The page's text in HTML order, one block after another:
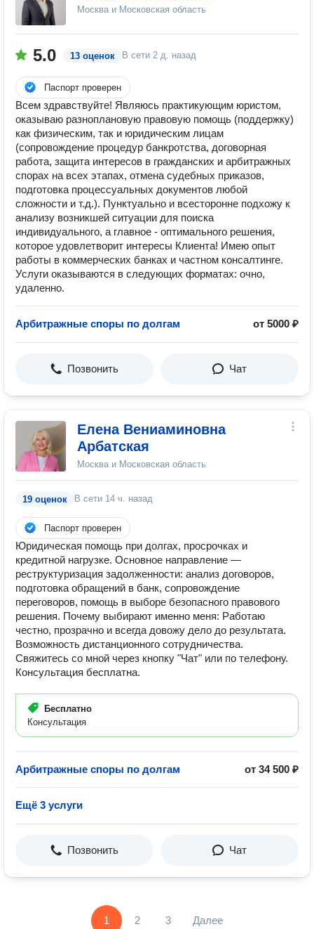
Москва и Московская область
5.0 13 оценок В сети 2 д. назад
Паспорт проверен
Всем здравствуйте! Являюсь практикующим юристом,
оказываю разноплановую правовую помощь (поддержку)
как физическим, так и юридическим лицам
(сопровождение процедур банкротства, договорная
работа, защита интересов в гражданских и арбитражных
спорах на всех этапах, отмена судебных приказов,
подготовка процессуальных документов любой
сложности и т.д.). Пунктуально и всесторонне подхожу к
анализу возникшей ситуации для поиска
индивидуального, а главное - оптимального решения,
которое удовлетворит интересы Клиента! Имею опыт
работы в коммерческих банках и частном консалтинге.
Услуги оказываются в следующих форматах: очно,
удаленно.
Арбитражные споры по долгам от 5000 ₽
Позвонить Чат
Елена Вениаминовна
Арбатская
Москва и Московская область
19 оценок В сети 14 ч. назад
Паспорт проверен
Юридическая помощь при долгах, просрочках и
кредитной нагрузке. Основное направление —
реструктуризация задолженности: анализ договоров,
подготовка обращений в банк, сопровождение
переговоров, помощь в выборе безопасного правового
решения. Почему выбирают именно меня: Работаю
честно, прозрачно и всегда довожу дело до результата.
Возможность дистанционного сотрудничества.
Свяжитесь со мной через кнопку "Чат" или по телефону.
Консультация бесплатна.
Бесплатно
Консультация
Арбитражные споры по долгам от 34 500 ₽
Ещё 3 услуги
Позвонить Чат
1 2 3 Далее